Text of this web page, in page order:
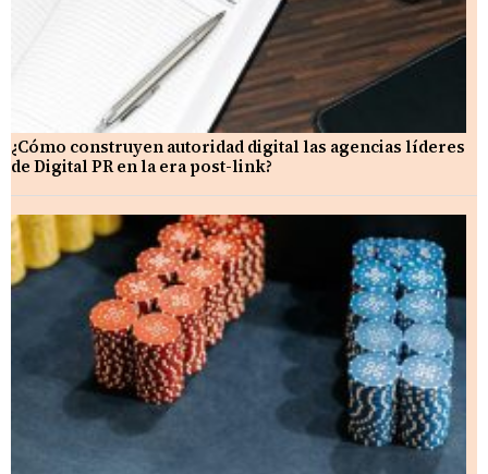
¿Cómo construyen autoridad digital las agencias líderes
de Digital PR en la era post-link?